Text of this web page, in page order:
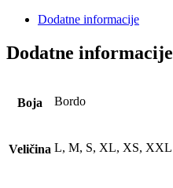
Dodatne informacije
Dodatne informacije
Boja Bordo
Veličina L, M, S, XL, XS, XXL